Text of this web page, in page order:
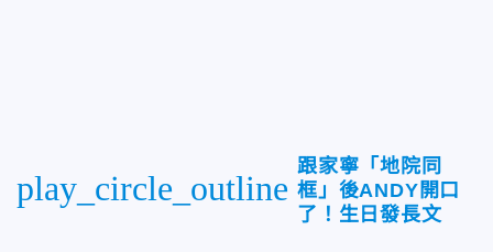
play_circle_outline
跟家寧「地院同
框」後ANDY開口
了！生日發長文